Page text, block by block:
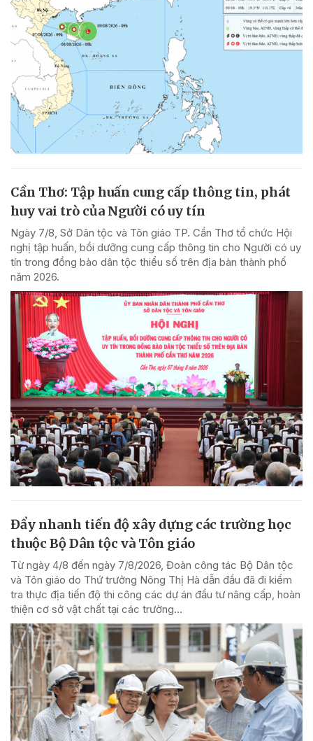
Cần Thơ: Tập huấn cung cấp thông tin, phát
huy vai trò của Người có uy tín
Ngày 7/8, Sở Dân tộc và Tôn giáo TP. Cần Thơ tổ chức Hội
nghị tập huấn, bồi dưỡng cung cấp thông tin cho Người có uy
tín trong đồng bào dân tộc thiểu số trên địa bàn thành phố
năm 2026.
Đẩy nhanh tiến độ xây dựng các trường học
thuộc Bộ Dân tộc và Tôn giáo
Từ ngày 4/8 đến ngày 7/8/2026, Đoàn công tác Bộ Dân tộc
và Tôn giáo do Thứ trưởng Nông Thị Hà dẫn đầu đã đi kiểm
tra thực địa tiến độ thi công các dự án đầu tư nâng cấp, hoàn
thiện cơ sở vật chất tại các trường...